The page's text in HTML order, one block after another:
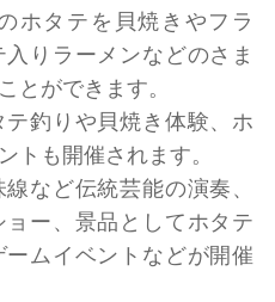
ホタテを貝焼きやフラ
りラーメンなどのさま
とができます。
テ釣りや貝焼き体験、ホ
トも開催されます。
など伝統芸能の演奏、
ー、景品としてホタテ
ムイベントなどが開催